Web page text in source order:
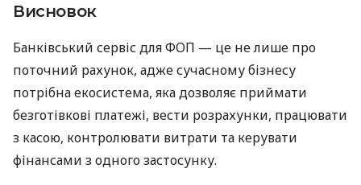
Висновок
Банківський сервіс для ФОП — це не лише про
поточний рахунок, адже сучасному бізнесу
потрібна екосистема, яка дозволяє приймати
безготівкові платежі, вести розрахунки, працювати
з касою, контролювати витрати та керувати
фінансами з одного застосунку.